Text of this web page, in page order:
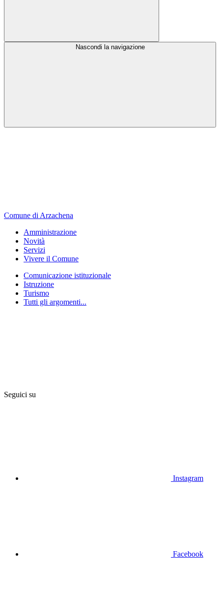
Nascondi la navigazione
Comune di Arzachena
Amministrazione
Novità
Servizi
Vivere il Comune
Comunicazione istituzionale
Istruzione
Turismo
Tutti gli argomenti...
Seguici su
Instagram
Facebook